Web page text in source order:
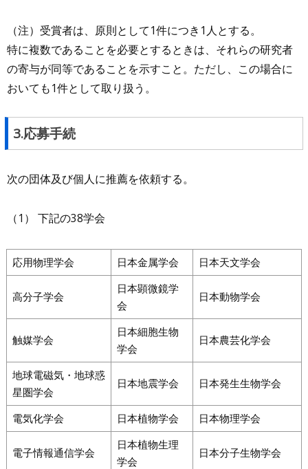
（注）受賞者は、原則として1件につき1人とする。
特に複数であることを必要とするときは、それらの研究者
の寄与が同等であることを示すこと。ただし、この場合に
おいても1件として取り扱う。
3.応募手続
次の団体及び個人に推薦を依頼する。
（1） 下記の38学会
応用物理学会 日本金属学会 日本天文学会
高分子学会
日本顕微鏡学
会
日本動物学会
触媒学会
日本細胞生物
学会
日本農芸化学会
地球電磁気・地球惑
星圏学会
日本地震学会 日本発生生物学会
電気化学会 日本植物学会 日本物理学会
電子情報通信学会
日本植物生理
学会
日本分子生物学会